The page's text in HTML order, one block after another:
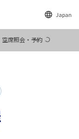
Japan
空席照会・予約